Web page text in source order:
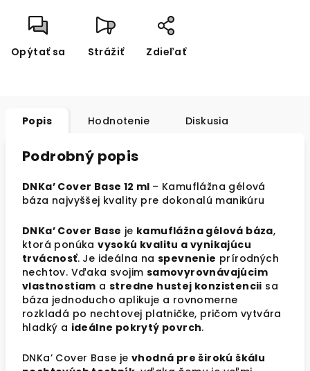
Opýtať sa Strážiť Zdieľať
Popis Hodnotenie Diskusia
Podrobný popis
DNKa’ Cover Base 12 ml – Kamuflážna gélová
báza najvyššej kvality pre dokonalú manikúru
DNKa’ Cover Base je kamuflážna gélová báza,
ktorá ponúkavysokú kvalitu a vynikajúcu
trvácnosť. Je ideálna naspevnenie prírodných
nechtov. Vďaka svojim samovyrovnávajúcim
vlastnostiam astredne hustej konzistencii sa
báza jednoducho aplikuje a rovnomerne
rozkladá po nechtovej platničke, pričom vytvára
hladký a ideálne pokrytý povrch.
DNKa’ Cover Base je vhodná pre širokú škálu